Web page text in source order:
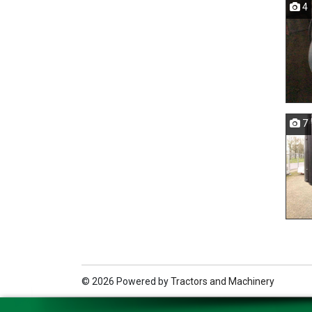
4
7
© 2026 Powered byTractors and Machinery